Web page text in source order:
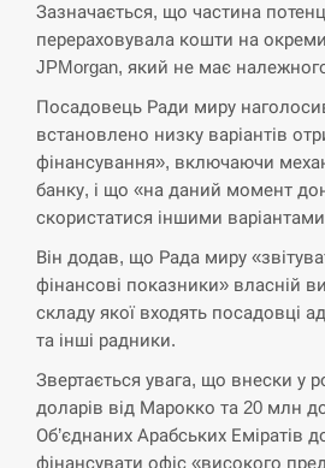
В Москве пожаловались на
дронов Украины
СЕРПЕНЬ
13:40
Біля українського літака в
виявили дрон, ймовірно,
СЕРПЕНЬ
13:23
“Они должны быть
ответили, как отреагируют
СЕРПЕНЬ
13:10
Тайвань проводить
навчання на тлі загрози
Зазначається, що частина
перераховувала кошти на
JPMorgan, який не має
Посадовець Ради миру
встановлено низку варіантів
фінансування», включаючи
банку, і що «на даний момент
скористатися іншими
Він додав, що Рада миру
фінансові показники» власній
складу якої входять посадовці
та інші радники.
Звертається увага, що внески у
доларів від Марокко та 20 млн
Об’єднаних Арабських Еміратів
фінансувати офіс «високого